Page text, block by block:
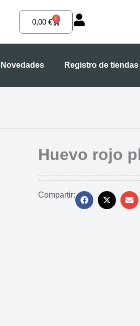
0,00 € 0
Carrito
Novedades Registro de tiendas
Huevo rojo
Compartir: